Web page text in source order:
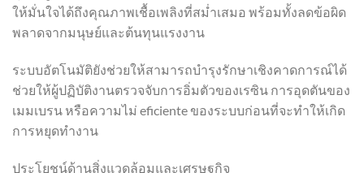
ให้มั่นใจได้ถึงคุณภาพเชื้อเพลิงที่สม่ำเสมอ พร้อมทั้งลดข้อผิด
พลาดจากมนุษย์และต้นทุนแรงงาน
ระบบอัตโนมัติยังช่วยให้สามารถบำรุงรักษาเชิงคาดการณ์ได้
ช่วยให้ผู้ปฏิบัติงานตรวจจับการอิ่มตัวของเรซิน การอุดตันของ
เมมเบรน หรือความไม่ eficiente ของระบบก่อนที่จะทำให้เกิด
การหยุดทำงาน
ประโยชน์ด้านสิ่งแวดล้อมและเศรษฐกิจ